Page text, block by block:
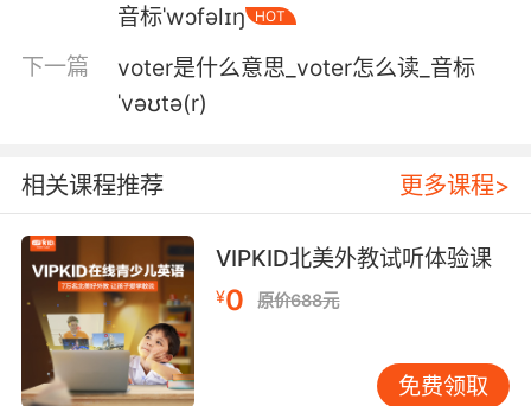
音标ˈwɔfəlɪŋ
HOT
下一篇
voter是什么意思_voter怎么读_音标
ˈvəʊtə(r)
相关课程推荐 更多课程>
VIPKID北美外教试听体验课
¥0 原价688元
免费领取